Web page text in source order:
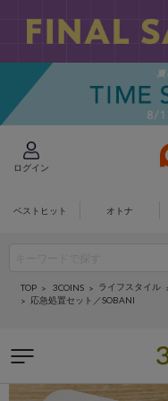
ログイン
ベストヒット オトナ
TOP 3COINS ライフスタイル
応急処置セット／SOBANI